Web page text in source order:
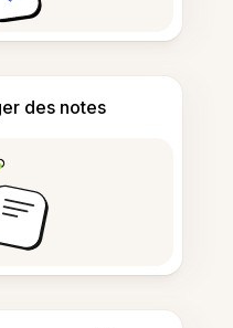
des notes